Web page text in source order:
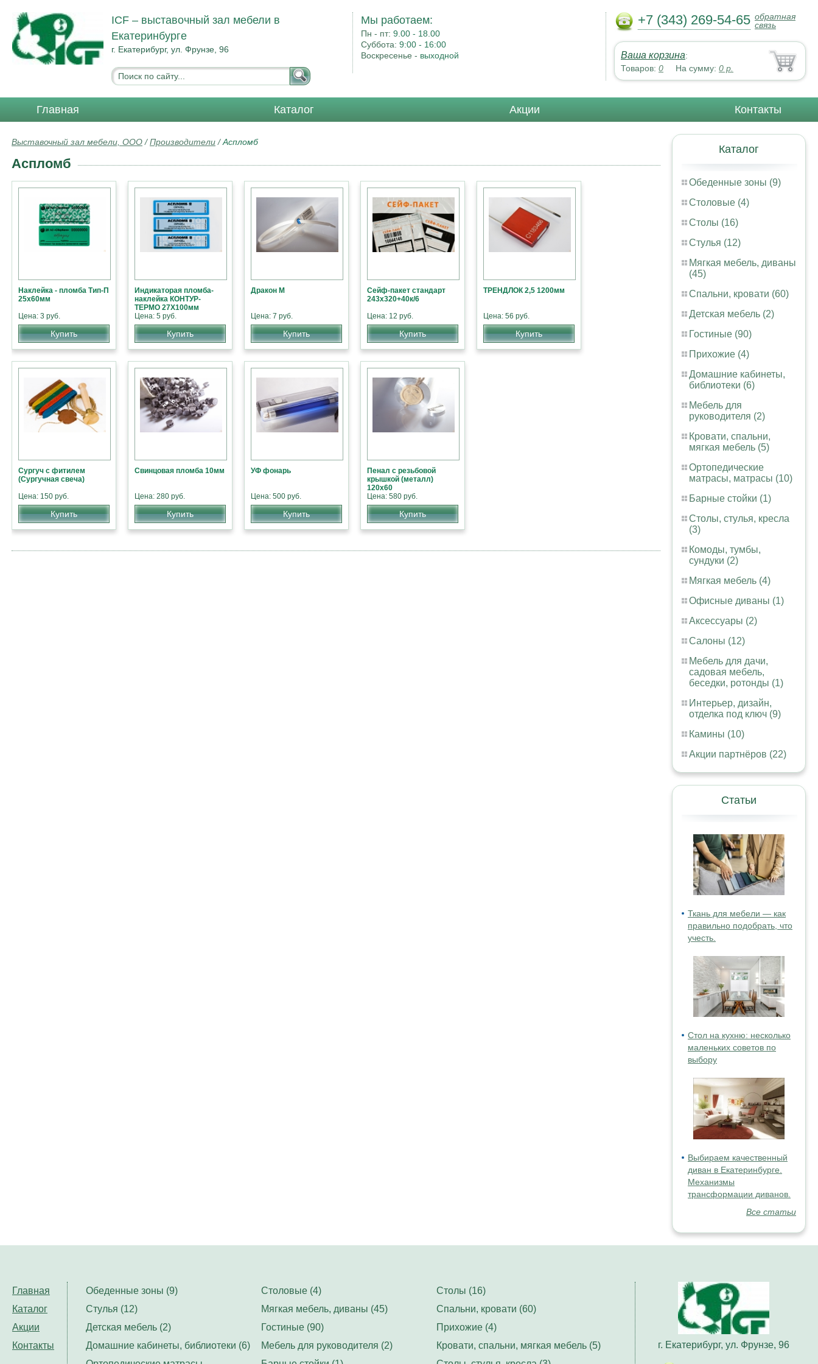
ICF – выставочный зал мебели в
Екатеринбурге
г. Екатерибург, ул. Фрунзе, 96
Мы работаем:
Пн - пт:9.00 - 18.00
Суббота:9:00 - 16:00
Воскресенье - выходной
+7 (343) 269-54-65 обратная
связь
Ваша корзина:
Товаров: 0 На сумму: 0 р.
Главная Каталог Акции Контакты
Каталог
Обеденные зоны (9)
Столовые (4)
Столы (16)
Стулья (12)
Мягкая мебель, диваны
(45)
Спальни, кровати (60)
Детская мебель (2)
Гостиные (90)
Прихожие (4)
Домашние кабинеты,
библиотеки (6)
Мебель для
руководителя (2)
Кровати, спальни,
мягкая мебель (5)
Ортопедические
матрасы, матрасы (10)
Барные стойки (1)
Столы, стулья, кресла
(3)
Комоды, тумбы,
сундуки (2)
Мягкая мебель (4)
Офисные диваны (1)
Аксессуары (2)
Салоны (12)
Мебель для дачи,
садовая мебель,
беседки, ротонды (1)
Интерьер, дизайн,
отделка под ключ (9)
Камины (10)
Акции партнёров (22)
Статьи
Ткань для мебели — как
правильно подобрать, что
учесть.
Стол на кухню: несколько
маленьких советов по
выбору
Выбираем качественный
диван в Екатеринбурге.
Механизмы
трансформации диванов.
Все статьи
Выставочный зал мебели, ООО /Производители /Аспломб
Аспломб
Наклейка - пломба Тип-П
25х60мм
Цена: 3 руб.
Купить
Индикаторая пломба-
наклейка КОНТУР-
ТЕРМО 27Х100мм
Цена: 5 руб.
Купить
Дракон М
Цена: 7 руб.
Купить
Сейф-пакет стандарт
243х320+40к/6
Цена: 12 руб.
Купить
ТРЕНДЛОК 2,5 1200мм
Цена: 56 руб.
Купить
Сургуч с фитилем
(Сургучная свеча)
Цена: 150 руб.
Купить
Свинцовая пломба 10мм
Цена: 280 руб.
Купить
УФ фонарь
Цена: 500 руб.
Купить
Пенал с резьбовой
крышкой (металл)
120х60
Цена: 580 руб.
Купить
Главная
Каталог
Акции
Контакты
г. Екатерибург, ул. Фрунзе, 96
Обеденные зоны (9) Столовые (4)
Столы (16)
Стулья (12)
Мягкая мебель, диваны (45)
Спальни, кровати (60)
Детская мебель (2)
Гостиные (90)
Прихожие (4)
Домашние кабинеты, библиотеки (6)
Мебель для руководителя (2)
Кровати, спальни, мягкая мебель (5)